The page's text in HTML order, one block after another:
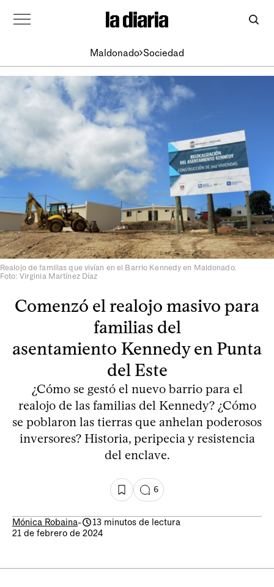
Maldonado Sociedad
Realojo de familias que vivían en el Barrio Kennedy en Maldonado.
Foto: Virginia Martínez Díaz
Comenzó el realojo masivo para
familias del
asentamiento Kennedy en Punta
del Este
¿Cómo se gestó el nuevo barrio para el
realojo de las familias del Kennedy? ¿Cómo
se poblaron las tierras que anhelan poderosos
inversores? Historia, peripecia y resistencia
del enclave.
6
Mónica Robaina-
13 minutos de lectura
21 de febrero de 2024